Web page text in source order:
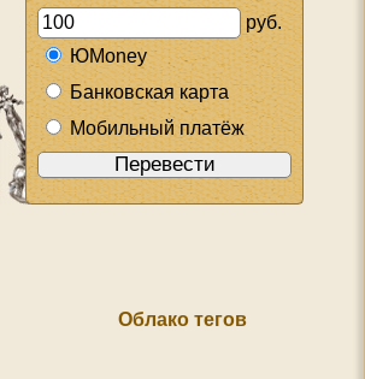
руб.
ЮMoney
Банковская карта
Мобильный платёж
Облако тегов